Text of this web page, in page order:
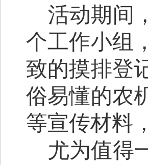
活动期间
个工作小组
致的摸排登
俗易懂的农
等宣传材料
尤为值得